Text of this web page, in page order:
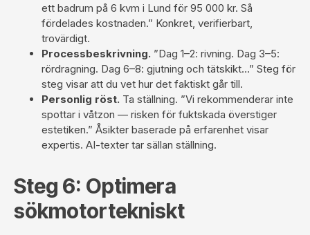
ett badrum på 6 kvm i Lund för 95 000 kr. Så
fördelades kostnaden.” Konkret, verifierbart,
trovärdigt.
Processbeskrivning. ”Dag 1–2: rivning. Dag 3–5:
rördragning. Dag 6–8: gjutning och tätskikt…” Steg för
steg visar att du vet hur det faktiskt går till.
Personlig röst. Ta ställning. ”Vi rekommenderar inte
spottar i våtzon — risken för fuktskada överstiger
estetiken.” Åsikter baserade på erfarenhet visar
expertis. AI-texter tar sällan ställning.
Steg 6: Optimera
sökmotortekniskt